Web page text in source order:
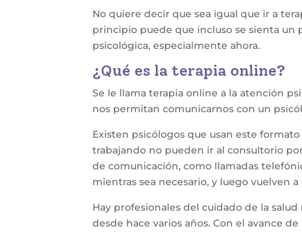
No quiere decir que sea igual que ir a
principio puede que incluso se sienta un
psicológica, especialmente ahora.
¿Qué es la terapia online?
Se le llama terapia online a la atención
nos permitan comunicarnos con un
Existen psicólogos que usan este
trabajando no pueden ir al consultorio
de comunicación, como llamadas
mientras sea necesario, y luego vuelven
Hay profesionales del cuidado de la
desde hace varios años. Con el avance